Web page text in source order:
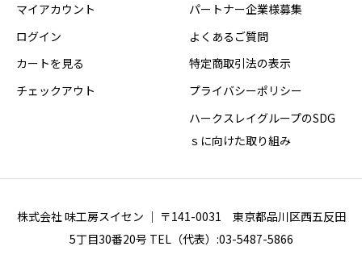
マイアカウント
ログイン
カートを見る
チェックアウト
パートナー企業様募集
よくあるご質問
特定商取引法の表示
プライバシーポリシー
ハークスレイグループのSDG
ｓに向けた取り組み
株式会社 味工房スイセン ｜ 〒141-0031 東京都品川区西五反田
5丁目30番20号 TEL（代表）:03-5487-5866